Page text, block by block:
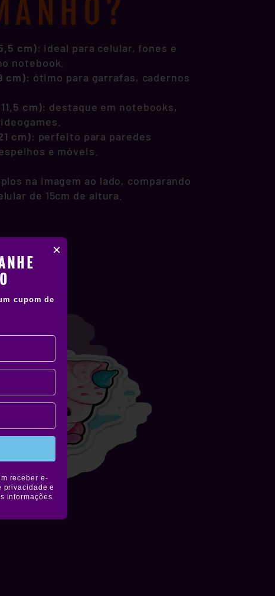
×
cupom de
receber e-
privacidade e
informações.
cm): ideal para celular, fones e
notebook.
cm): ótimo para garrafas, cadernos
cm): destaque em notebooks,
cm): perfeito para paredes
e móveis.
na imagem ao lado, comparando
de 15cm de altura.